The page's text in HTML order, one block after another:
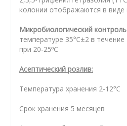
колонии отображаются в виде
Микробиологический
температуре 35°С±2 в
при 20-25ºC
Асептический розлив:
Температура хранения 2-12°С
Срок хранения 5 месяцев